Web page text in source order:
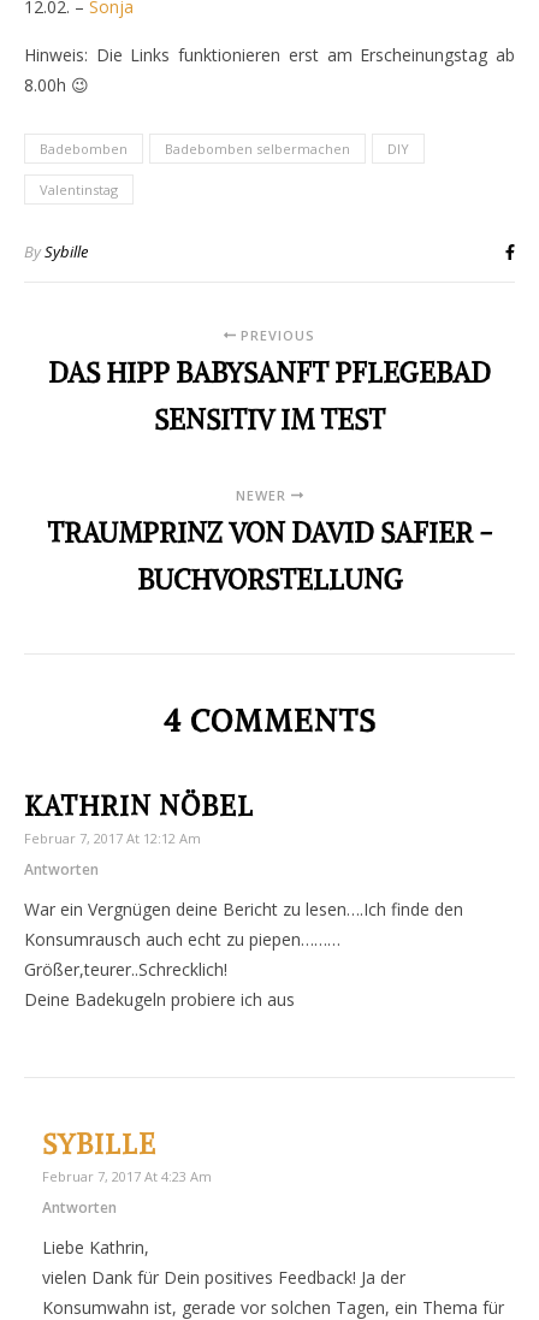
12.02. – Sonja
Hinweis: Die Links funktionieren erst am Erscheinungstag ab
8.00h 😉
Badebomben Badebomben selbermachen DIY
Valentinstag
BySybille
PREVIOUS
DAS HIPP BABYSANFT PFLEGEBAD
SENSITIV IM TEST
NEWER
TRAUMPRINZ VON DAVID SAFIER -
BUCHVORSTELLUNG
4 COMMENTS
KATHRIN NÖBEL
Februar 7, 2017 At 12:12 Am
Antworten
War ein Vergnügen deine Bericht zu lesen….Ich finde den
Konsumrausch auch echt zu piepen………
Größer,teurer..Schrecklich!
Deine Badekugeln probiere ich aus
SYBILLE
Februar 7, 2017 At 4:23 Am
Antworten
Liebe Kathrin,
vielen Dank für Dein positives Feedback! Ja der
Konsumwahn ist, gerade vor solchen Tagen, ein Thema für